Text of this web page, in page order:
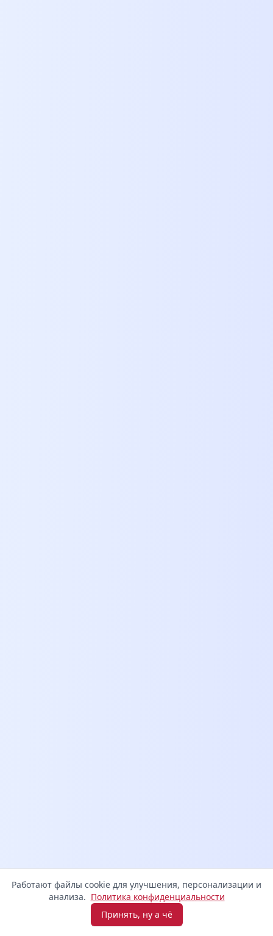
Взять микрозайм
Работают файлы cookie для улучшения, персонализации и
анализа. Политика конфиденциальности
Принять, ну а чё